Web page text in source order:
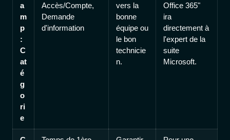
a
m
p
:
C
at
é
g
o
ri
e
Accès/Compte,
Demande
d'information
vers la
bonne
équipe ou
le bon
technicie
n.
Office 365"
ira
directement à
l'expert de la
suite
Microsoft.